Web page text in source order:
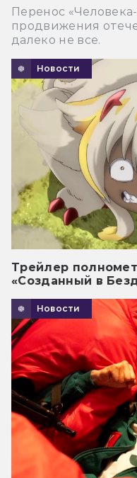
Перенос
продвижения
далеко не все.
Новости
Трейлер
«Созданный в
Новости